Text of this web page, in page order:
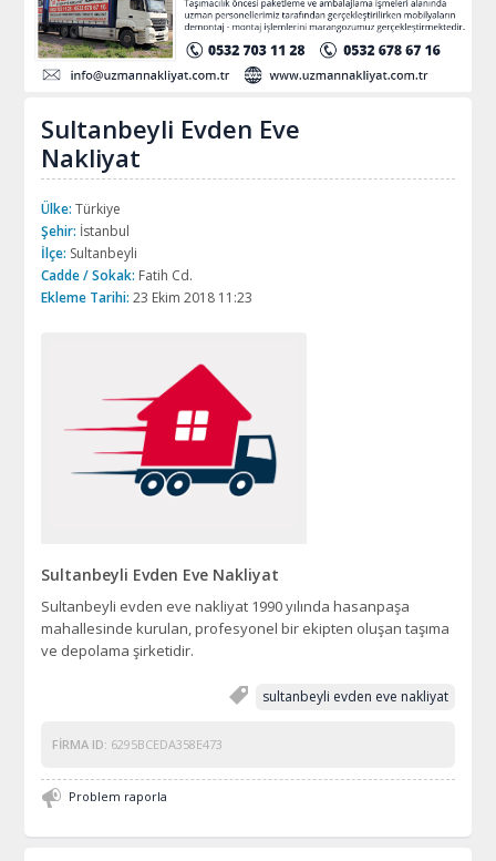
Sultanbeyli Evden Eve
Nakliyat
Ülke: Türkiye
Şehir: İstanbul
İlçe: Sultanbeyli
Cadde / Sokak: Fatih Cd.
Ekleme Tarihi: 23 Ekim 2018 11:23
Sultanbeyli Evden Eve Nakliyat
Sultanbeyli evden eve nakliyat 1990 yılında hasanpaşa
mahallesinde kurulan, profesyonel bir ekipten oluşan taşıma
ve depolama şirketidir.
sultanbeyli evden eve nakliyat
FIRMA ID: 6295BCEDA358E473
Problem raporla